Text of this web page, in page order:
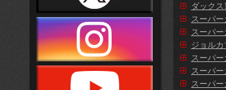
ダックス
スーパ
スーパ
ジョルカ
スーパー
スーパー
スーパ